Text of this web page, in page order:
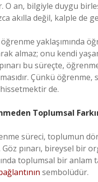
O an, bilgiyle duygu
akılla değil, kalple de
öğrenme yaklaşımında
almaz; onu kendi
bu süreçte,
Çünkü öğrenme,
de.
Toplumsal
süreci, toplumun
Göz pınarı, bireysel bir
toplumsal bir anlam
sembolüdür.